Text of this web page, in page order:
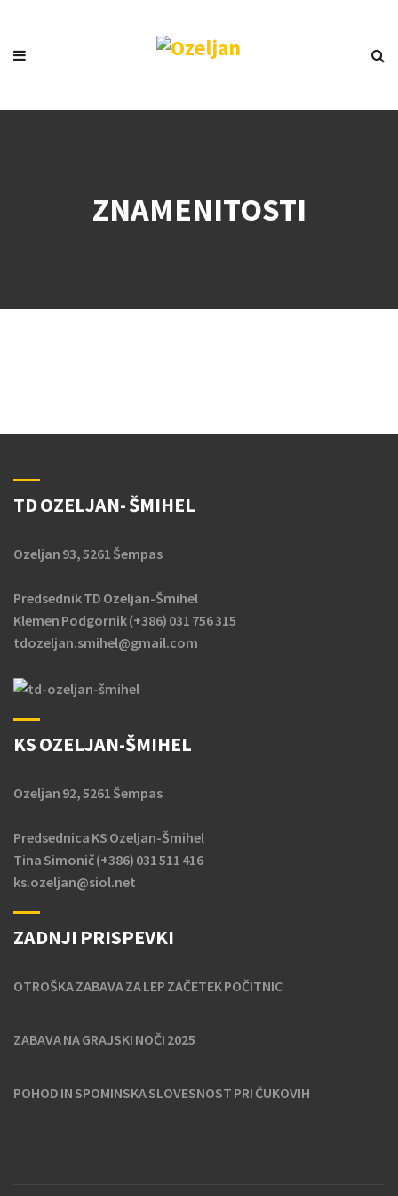
ZNAMENITOSTI
TD OZELJAN- ŠMIHEL
Ozeljan 93, 5261 Šempas
Predsednik TD Ozeljan-Šmihel
Klemen Podgornik (+386) 031 756 315
tdozeljan.smihel@gmail.com
KS OZELJAN-ŠMIHEL
Ozeljan 92, 5261 Šempas
Predsednica KS Ozeljan-Šmihel
Tina Simonič (+386) 031 511 416
ks.ozeljan@siol.net
ZADNJI PRISPEVKI
OTROŠKA ZABAVA ZA LEP ZAČETEK POČITNIC
ZABAVA NA GRAJSKI NOČI 2025
POHOD IN SPOMINSKA SLOVESNOST PRI ČUKOVIH